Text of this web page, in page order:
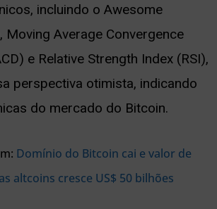
incluindo o Awesome
Moving Average Convergence
e Relative Strength Index (RSI),
perspectiva otimista, indicando
do mercado do Bitcoin.
Domínio do Bitcoin cai e valor de
altcoins cresce US$ 50 bilhões